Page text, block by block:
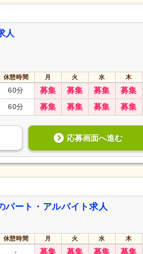
人
休憩時間 月 火 水 木
60分 募集 募集 募集 募集
60分 募集 募集 募集 募集
応募画面へ進む
パート・アルバイト求人
休憩時間 月 火 水 木
- 募集 募集 募集 募集